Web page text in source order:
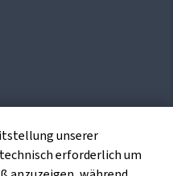
ein
die europäischen
unserer
erforderlich um